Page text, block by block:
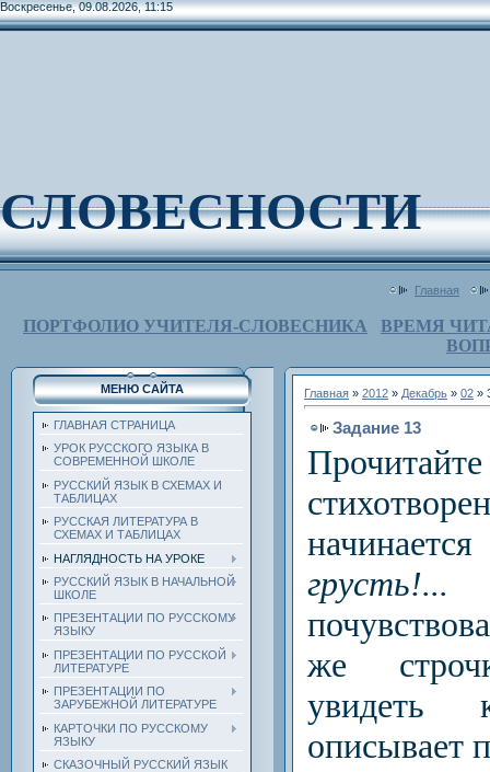
Воскресенье, 09.08.2026, 11:15
СЛОВЕСНОСТИ
Главная
ПОРТФОЛИО УЧИТЕЛЯ-СЛОВЕСНИКА
ВРЕМЯ
МЕНЮ САЙТА
ГЛАВНАЯ СТРАНИЦА
УРОК РУССКОГО ЯЗЫКА В
СОВРЕМЕННОЙ ШКОЛЕ
РУССКИЙ ЯЗЫК В СХЕМАХ И
ТАБЛИЦАХ
РУССКАЯ ЛИТЕРАТУРА В
СХЕМАХ И ТАБЛИЦАХ
НАГЛЯДНОСТЬ НА УРОКЕ
РУССКИЙ ЯЗЫК В НАЧАЛЬНОЙ
ШКОЛЕ
ПРЕЗЕНТАЦИИ ПО РУССКОМУ
ЯЗЫКУ
ПРЕЗЕНТАЦИИ ПО РУССКОЙ
ЛИТЕРАТУРЕ
ПРЕЗЕНТАЦИИ ПО
ЗАРУБЕЖНОЙ ЛИТЕРАТУРЕ
КАРТОЧКИ ПО РУССКОМУ
ЯЗЫКУ
СКАЗОЧНЫЙ РУССКИЙ ЯЗЫК
Главная » 2012 » Декабрь » 02 »
Задание 13
грусть!...
же
увидеть
описывает